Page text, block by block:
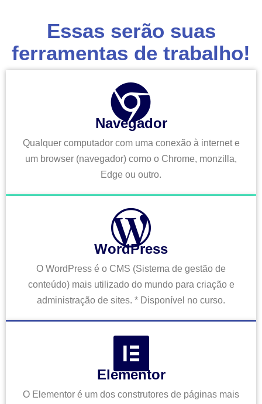
Essas serão suas
ferramentas de trabalho!
Navegador
Qualquer computador com uma conexão à internet e
um browser (navegador) como o Chrome, monzilla,
Edge ou outro.
WordPress
O WordPress é o CMS (Sistema de gestão de
conteúdo) mais utilizado do mundo para criação e
administração de sites. * Disponível no curso.
Elementor
O Elementor é um dos construtores de páginas mais